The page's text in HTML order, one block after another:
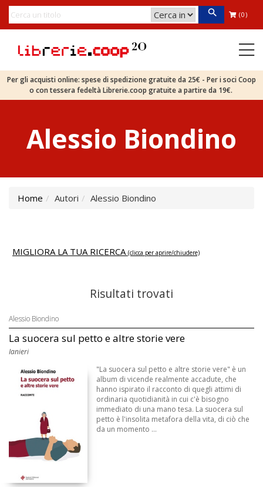
(0)
Per gli acquisti online: spese di spedizione gratuite da 25€ - Per i soci Coop
o con tessera fedeltà Librerie.coop gratuite a partire da 19€.
Alessio Biondino
Home Autori Alessio Biondino
MIGLIORA LA TUA RICERCA (clicca per aprire/chiudere)
Risultati trovati
Alessio Biondino
La suocera sul petto e altre storie vere
Ianieri
"La suocera sul petto e altre storie vere" è un
album di vicende realmente accadute, che
hanno ispirato il racconto di quegli attimi di
ordinaria quotidianità in cui c'è bisogno
immediato di una mano tesa. La suocera sul
petto è l'insolita metafora della vita, di ciò che
da un momento ...